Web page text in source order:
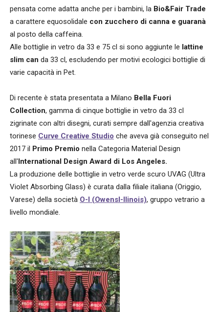
pensata come adatta anche per i bambini, la Bio&Fair Trade
a carattere equosolidale con zucchero di canna e guaranà
al posto della caffeina.
Alle bottiglie in vetro da 33 e 75 cl si sono aggiunte le lattine
slim can da 33 cl, escludendo per motivi ecologici bottiglie di
varie capacità in Pet.
Di recente è stata presentata a Milano Bella Fuori
Collection, gamma di cinque bottiglie in vetro da 33 cl
zigrinate con altri disegni, curati sempre dall'agenzia creativa
torinese Curve Creative Studio che aveva già conseguito nel
2017 il Primo Premio nella Categoria Material Design
all'International Design Award di Los Angeles.
La produzione delle bottiglie in vetro verde scuro UVAG (Ultra
Violet Absorbing Glass) è curata dalla filiale italiana (Origgio,
Varese) della società O-I (OwensI-llinois), gruppo vetrario a
livello mondiale.